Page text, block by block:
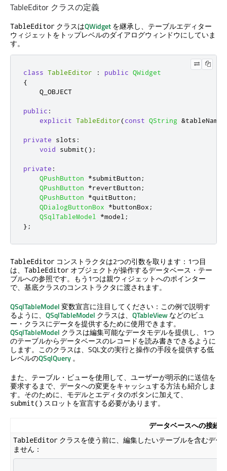
TableEditor クラスの定義
TableEditor クラスはQWidgetを継承し、テーブルエディター
ウィジェットをトップレベルのダイアログウィンドウにしていま
す。
class TableEditor : public QWidget
{
    Q_OBJECT
public :
explicit TableEditor(const QString &tableName
private slots :
void submit();
private :
QPushButton
*submitButton ;
QPushButton
*revertButton ;
QPushButton
*quitButton ;
QDialogButtonBox
*buttonBox ;
QSqlTableModel
*model ;
};
TableEditor コンストラクタは2つの引数を取ります：1つ目
は、 TableEditor オブジェクトが操作するデータベース・テー
ブルへの参照です。もう1つは親ウィジェットへのポインター
で、基底クラスのコンストラクタに渡されます。
QSqlTableModel変数宣言に注目してください：この例で説明す
るように、 QSqlTableModel クラスは、 QTableViewなどのビュ
ー・クラスにデータを提供するために使用できます。
QSqlTableModel クラスは編集可能なデータモデルを提供し、1つ
のテーブルからデータベースのレコードを読み書きできるように
します。このクラスは、SQL文の実行と操作の手段を提供する低
レベルのQSqlQuery。
また、テーブル・ビューを使用して、ユーザーが明示的に送信を
要求するまで、データへの変更をキャッシュする方法も紹介しま
す。そのために、モデルとエディタのボタンに加えて、
submit() スロットを宣言する必要があります。
データベースへの接続
TableEditor クラスを使う前に、編集したいテーブルを含むデ
ません：